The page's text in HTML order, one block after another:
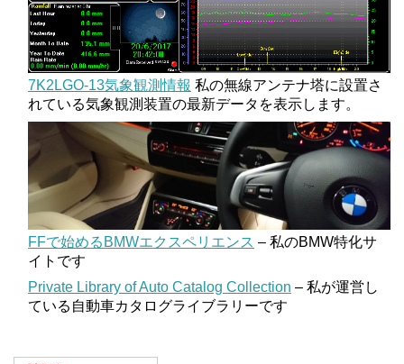
7K2LGO-13気象観測情報 私の無線アンテナ塔に設置さ
れている気象観測装置の最新データを表示します。
FFで始めるBMWエクスペリエンス – 私のBMW特化サ
イトです
Private Library of Auto Catalog Collection – 私が運営し
ている自動車カタログライブラリーです